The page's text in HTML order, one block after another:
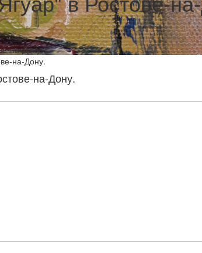
на-Дону.
на-Дону.